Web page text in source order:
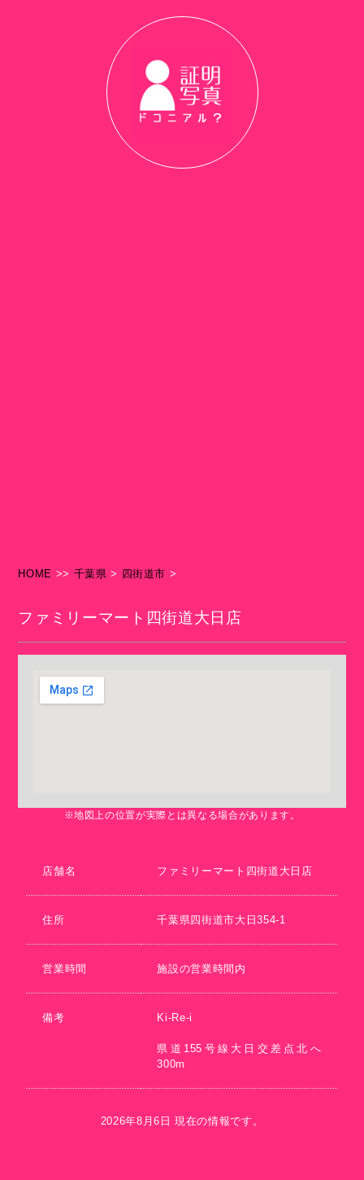
HOME >> 千葉県 > 四街道市 >
ファミリーマート四街道大日店
※地図上の位置が実際とは異なる場合があります。
店舗名 ファミリーマート四街道大日店
住所 千葉県四街道市大日354-1
営業時間 施設の営業時間内
備考 Ki-Re-i
県道155号線大日交差点北へ
300m
2026年8月6日 現在の情報です。